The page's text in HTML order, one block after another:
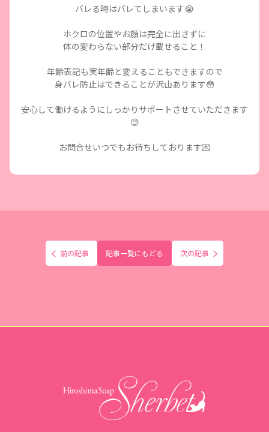
バレる時はバレてしまいます😭
ホクロの位置やお顔は完全に出さずに
体の変わらない部分だけ載せること！
年齢表記も実年齢と変えることもできますので
身バレ防止はできることが沢山あります😳
安心して働けるようにしっかりサポートさせていただきます
😊
お問合せいつでもお待ちしております💌
前の記事 記事一覧にもどる 次の記事